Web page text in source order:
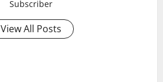
Subscriber
View All Posts